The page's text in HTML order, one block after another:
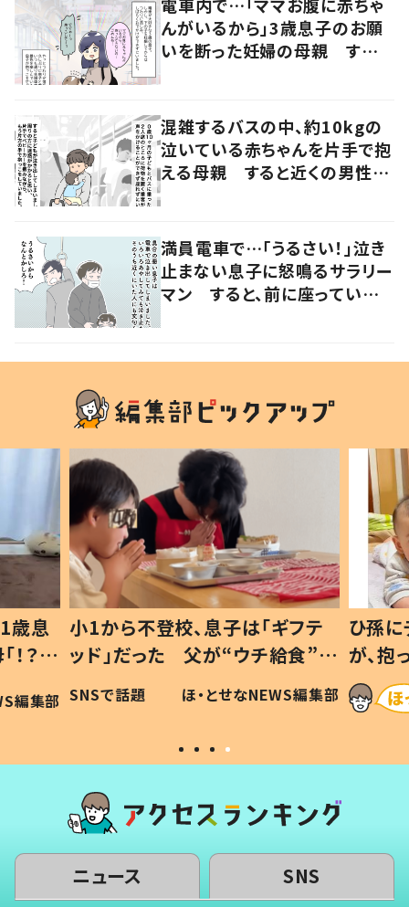
んがいるから」3歳息子のお願
いを断った妊婦の母親 すると
混雑するバスの中、約10kgの
泣いている赤ちゃんを片手で抱
える母親 すると近くの男性が
満員電車で…「うるさい！」泣き
止まない息子に怒鳴るサラリー
マン すると、前に座っていた
歳息
？」
編集部
小1から不登校、息子は「ギフテ
ッド」だった 父が“ウチ給食”を
作り続ける理由とは #令和の親
#令和の子
SNSで話題 ほ・とせなNEWS編集部
ひ孫
が、
「涙が
い」
ニュース SNS